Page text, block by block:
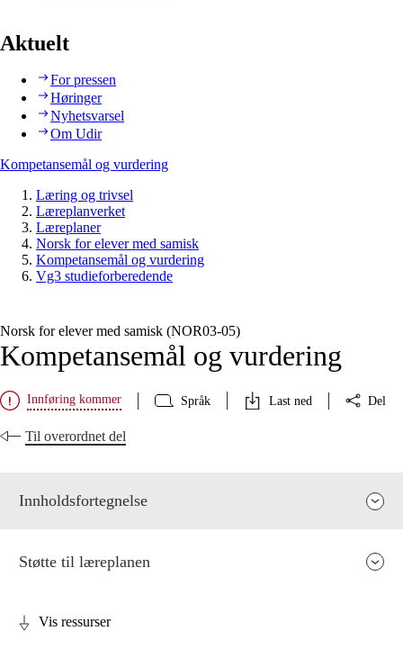
Aktuelt
For pressen
Høringer
Nyhetsvarsel
Om Udir
Kompetansemål og vurdering
Læring og trivsel
Læreplanverket
Læreplaner
Norsk for elever med samisk
Kompetansemål og vurdering
Vg3 studieforberedende
Norsk for elever med samisk (NOR03‑05)
Kompetansemål og vurdering
Innføring kommer Språk Last ned Del
Til overordnet del
Innholdsfortegnelse
Støtte til læreplanen
Vis ressurser